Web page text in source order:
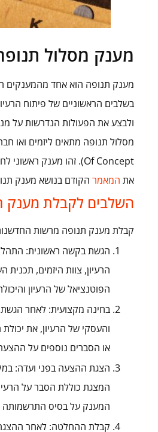
מענק מסלול
מענק תנופה הוא אחד מהמענקים
בשלבים הראשוניים של פיתוח
ולבצע את הפעולות הנדרשות על
את המאמר הקודם בנושא מענק
השלבים לקבלת מענק
קבלת מענק תנופה מרשות
הגשת בקשה ראשונית:
הרעיון, צוות היזמים,
הפוטנציאל של הרעיון
בחינה מקצועית: לאחר
והעסקי של הרעיון, את
או הסברים נוספים על
הצגת ההצעה בפני ועדה:
המצגת כוללת הסבר על
המענק על בסיס התרשמותה
קבלת ההחלטה: לאחר